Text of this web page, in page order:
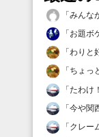
「みんな
「お題ボ
「わりと
「ちょっ
「たわけ！
「今や関
「クレー